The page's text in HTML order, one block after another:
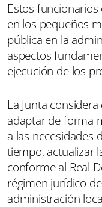
Estos
en los pequeños
pública en la
aspectos
ejecución de los
La Junta
adaptar de forma
a las necesidades
tiempo, actualizar
conforme al Real
régimen jurídico
administración